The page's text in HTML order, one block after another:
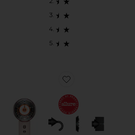
Favorite Supersonic